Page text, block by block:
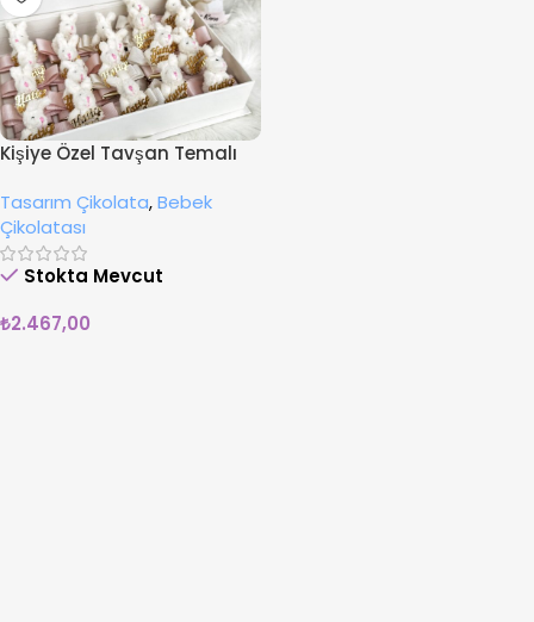
Kişiye Özel Tavşan Temalı
Tasarım Çikolata,Bebek
Çikolatası
Stokta Mevcut
₺2.467,00